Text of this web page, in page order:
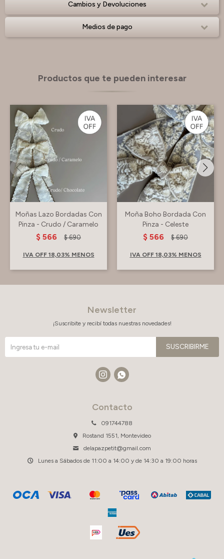
Cambios y Devoluciones
Medios de pago
Productos que te pueden interesar
Moñas Lazo Bordadas Con
Pinza - Crudo / Caramelo
$ 566 $ 690
IVA OFF 18,03% MENOS
Moña Boho Bordada Con
Pinza - Celeste
$ 566 $ 690
IVA OFF 18,03% MENOS
Contacto
091744788
Rostand 1551, Montevideo
delapazpetit@gmail.com
Lunes a Sábados de 11:00 a 14:00 y de 14:30 a 19:00 horas
Newsletter
¡Suscribite y recibí todas nuestras novedades!
SUSCRIBIRME
 